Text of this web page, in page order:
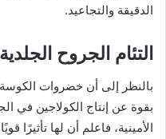
الدقيقة والتجاعيد.
التئام الجروح الجلدية
بالنظر إلى أن خضروات الكوسة
بقوة عن إنتاج الكولاجين في
الأمينية، فاعلم أن لها